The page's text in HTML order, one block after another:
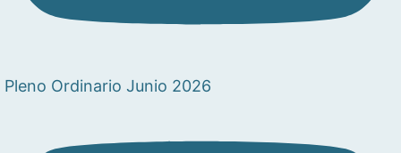
Pleno Ordinario Junio 2026